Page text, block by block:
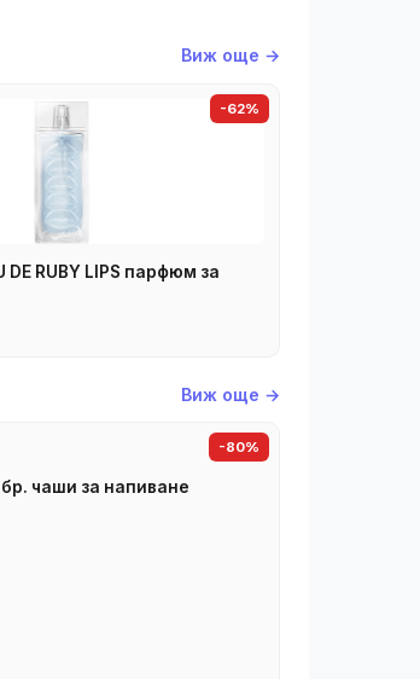
Виж още →
-62%
DE RUBY LIPS парфюм за
Виж още →
-80%
бр. чаши за напиване